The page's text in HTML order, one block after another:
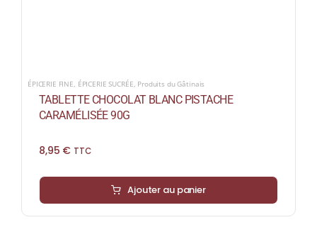
ÉPICERIE FINE ÉPICERIE SUCRÉE Produits du Gâtinais
TABLETTE CHOCOLAT BLANC PISTACHE
CARAMÉLISÉE 90G
8,95 € TTC
Ajouter au panier